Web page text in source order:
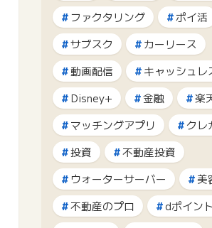
ファクタリング
ポイ活
サブスク
カーリース
動画配信
キャッシュレ
Disney+
金融
楽
マッチングアプリ
クレ
投資
不動産投資
ウォーターサーバー
美
不動産のプロ
dポイン